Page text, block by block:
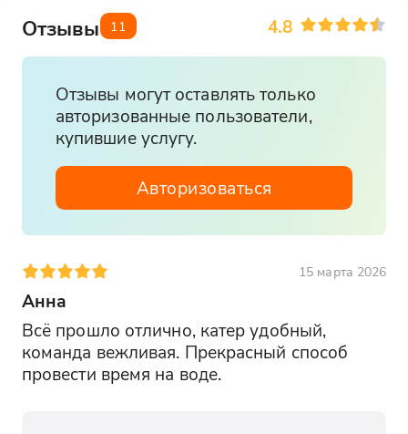
Отзывы 11 4.8
Отзывы могут оставлять только
авторизованные пользователи,
купившие услугу.
Авторизоваться
15 марта 2026
Анна
Всё прошло отлично, катер удобный,
команда вежливая. Прекрасный способ
провести время на воде.